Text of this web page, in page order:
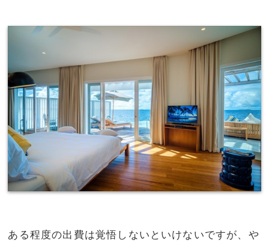
ある程度の出費は覚悟しないといけないですが、や